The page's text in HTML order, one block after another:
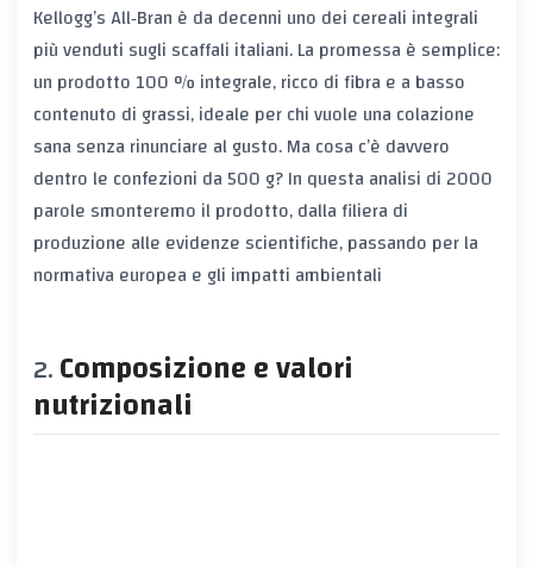
Kellogg’s All‑Bran è da decenni uno dei cereali integrali
più venduti sugli scaffali italiani. La promessa è semplice:
un prodotto 100 % integrale, ricco di fibra e a basso
contenuto di grassi, ideale per chi vuole una colazione
sana senza rinunciare al gusto. Ma cosa c’è davvero
dentro le confezioni da 500 g? In questa analisi di 2000
parole smonteremo il prodotto, dalla filiera di
produzione alle evidenze scientifiche, passando per la
normativa europea e gli impatti ambientali
Composizione e valori
nutrizionali